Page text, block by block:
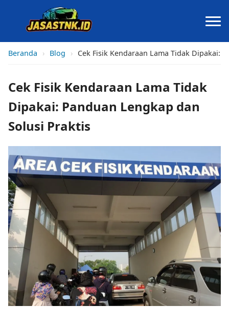
Beranda › Blog › Cek Fisik Kendaraan Lama Tidak Dipakai:
Cek Fisik Kendaraan Lama Tidak
Dipakai: Panduan Lengkap dan
Solusi Praktis